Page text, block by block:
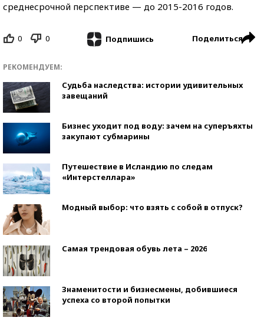
среднесрочной перспективе — до 2015-2016 годов.
0 0 Подпишись Поделиться
РЕКОМЕНДУЕМ:
Судьба наследства: истории удивительных
завещаний
Бизнес уходит под воду: зачем на суперъяхты
закупают субмарины
Путешествие в Исландию по следам
«Интерстеллара»
Модный выбор: что взять с собой в отпуск?
Самая трендовая обувь лета – 2026
Знаменитости и бизнесмены, добившиеся
успеха со второй попытки